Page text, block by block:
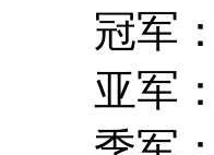
冠军：
亚军：